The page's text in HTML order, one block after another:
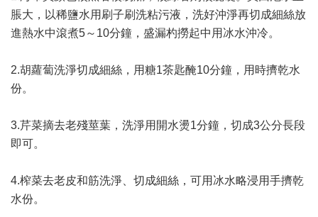
脹大，以稀鹽水用刷子刷洗粘污液，洗好沖淨再切成細絲放
進熱水中滾煮5～10分鐘，盛漏杓撈起中用冰水沖冷。
2.胡蘿蔔洗淨切成細絲，用糖1茶匙醃10分鐘，用時擠乾水
份。
3.芹菜摘去老殘莖葉，洗淨用開水燙1分鐘，切成3公分長段
即可。
4.榨菜去老皮和筋洗淨、切成細絲，可用冰水略浸用手擠乾
水份。